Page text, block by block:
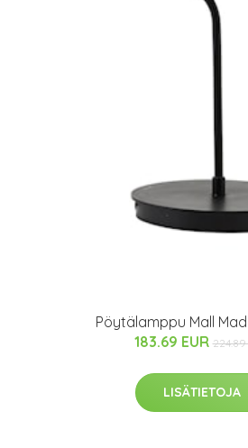
Pöytälamppu Mall
183.69 EUR 224.89
LISÄTIETOJA